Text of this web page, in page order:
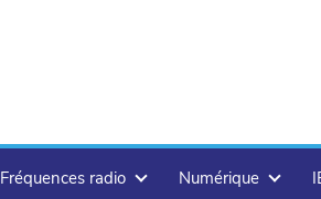
Fréquences radio Numérique